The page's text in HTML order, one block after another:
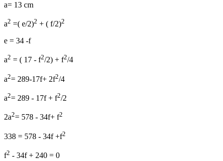
a= 13 cm
a2 =( e/2)2 + ( f/2)2
e = 34 -f
a2 = ( 17 - f2/2) + f2/4
a2= 289-17f+ 2f2/4
a2= 289 - 17f + f2/2
2a2= 578 - 34f+ f2
338 = 578 - 34f +f2
f2 - 34f + 240 = 0